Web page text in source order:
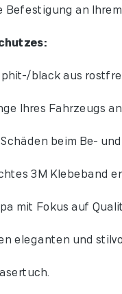
an
black aus
Ihres Fahrzeugs
beim Be-
3M Klebeband
mit Fokus auf
eleganten und